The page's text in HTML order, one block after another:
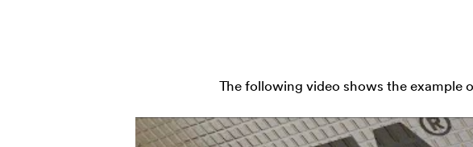
The following video shows the example